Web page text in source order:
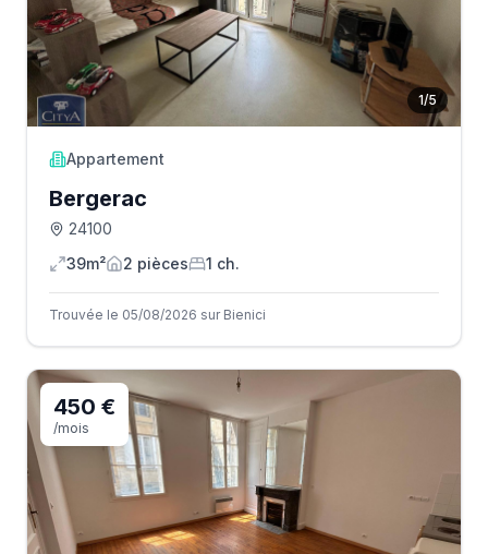
1/5
Appartement
Bergerac
24100
39m²
2 pièces 1 ch.
Trouvée le 05/08/2026 sur Bienici
450 €
/mois